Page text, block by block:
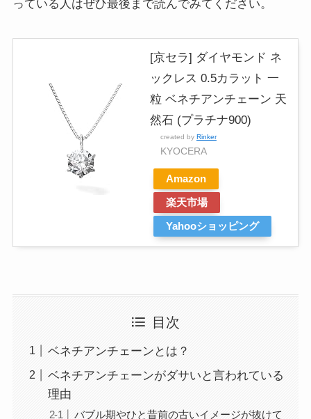
っている人はぜひ最後まで読んでみてください。
[京セラ] ダイヤモンド ネ
ックレス 0.5カラット 一
粒 ベネチアンチェーン 天
然石 (プラチナ900)
created by Rinker
KYOCERA
Amazon
楽天市場
Yahooショッピング
目次
ベネチアンチェーンとは？
ベネチアンチェーンがダサいと言われている
理由
バブル期やひと昔前の古いイメージが抜けて